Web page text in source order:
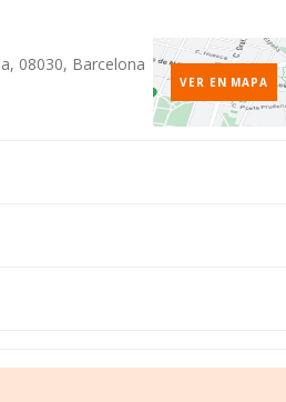
08030, Barcelona
VER EN MAPA